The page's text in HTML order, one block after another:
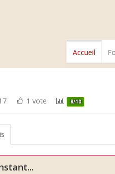
Accueil
1 vote 8/10